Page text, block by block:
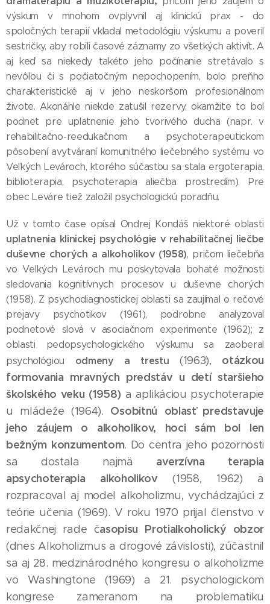
výskum v mnohom ovplyvnil aj klinickú prax - do
spoločných terapií vkladal metodológiu výskumu a poveril
sestričky, aby robili časové záznamy zo všetkých aktivít. A
aj keď sa niekedy takéto jeho počínanie stretávalo s
nevôľou či s počiatočným nepochopením, bolo preňho
charakteristické aj v jeho neskoršom profesionálnom
živote. Akonáhle niekde zatušil rezervy, okamžite to bol
podnet pre uplatnenie jeho tvorivého ducha (napr. v
rehabilitačno-reedukačnom a psychoterapeutickom
pôsobení avytváraní komunitného liečebného systému vo
Veľkých Levároch, ktorého súčasťou sa stala ergoterapia,
biblioterapia, psychoterapia aliečba prostredím). Pre
obec Leváre tiež založil psychologickú poradňu.
Už v tomto čase opísal Ondrej Kondáš niektoré oblasti
uplatnenia klinickej psychológie v rehabilitačnej liečbe
duševne chorých a alkoholikov (1958), pričom liečebňa
vo Veľkých Levároch mu poskytovala bohaté možnosti
sledovania kognitívnych procesov u duševne chorých
(1958). Z psychodiagnostickej oblasti sa zaujímal o rečové
prejavy psychotikov (1961), podrobne analyzoval
podnetové slová v asociačnom experimente (1962); z
oblasti pedopsychologického výskumu sa zaoberal
psychológiou odmeny a trestu (1963), otázkou
formovania mravných predstáv u detí staršieho
školského veku (1958) a aplikáciou psychoterapie
u mládeže (1964). Osobitnú oblasť predstavuje
jeho záujem o alkoholikov, hoci sám bol len
bežným konzumentom. Do centra jeho pozornosti
sa dostala najmä averzívna terapia
apsychoterapia alkoholikov (1958, 1962) a
rozpracoval aj model alkoholizmu, vychádzajúci z
teórie učenia (1969). V roku 1970 prijal členstvo v
redakčnej rade časopisu Protialkoholický obzor
(dnes Alkoholizmus a drogové závislosti), zúčastnil
sa aj 28. medzinárodného kongresu o alkoholizme
vo Washingtone (1969) a 21. psychologickom
kongrese zameranom na problematiku